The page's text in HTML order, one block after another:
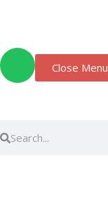
Close Menu